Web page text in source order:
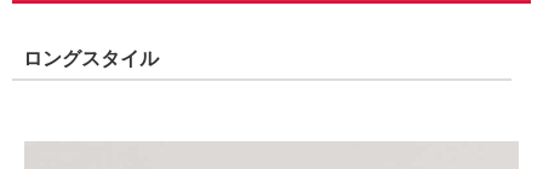
ロングスタイル